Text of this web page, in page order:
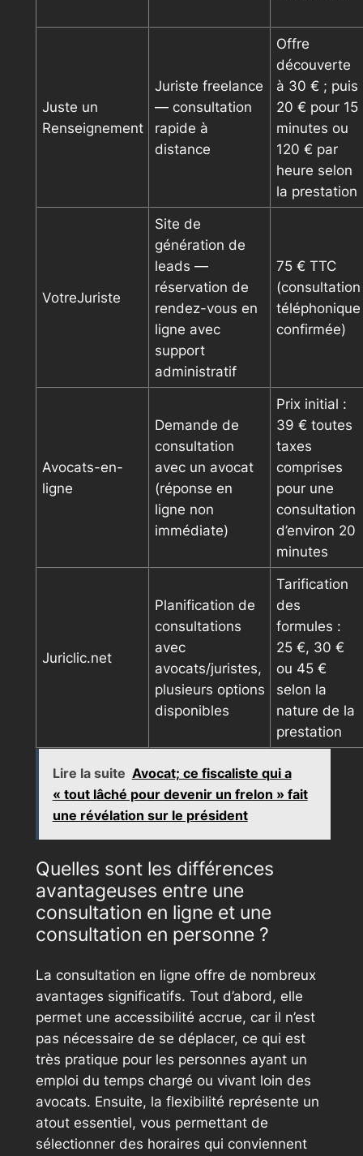
Juste un
Renseignement
Juriste freelance
— consultation
rapide à
distance
Offre
découverte
à 30 € ; puis
20 € pour 15
minutes ou
120 € par
heure selon
la prestation
VotreJuriste
Site de
génération de
leads —
réservation de
rendez-vous en
ligne avec
support
administratif
75 € TTC
(consultation
téléphonique
confirmée)
Avocats-en-
ligne
Demande de
consultation
avec un avocat
(réponse en
ligne non
immédiate)
Prix initial :
39 € toutes
taxes
comprises
pour une
consultation
d’environ 20
minutes
Juriclic.net
Planification de
consultations
avec
avocats/juristes,
plusieurs options
disponibles
Tarification
des
formules :
25 €, 30 €
ou 45 €
selon la
nature de la
prestation
Lire la suite Avocat; ce fiscaliste qui a
« tout lâché pour devenir un frelon » fait
une révélation sur le président
Quelles sont les différences
avantageuses entre une
consultation en ligne et une
consultation en personne ?
La consultation en ligne offre de nombreux
avantages significatifs. Tout d’abord, elle
permet une accessibilité accrue, car il n’est
pas nécessaire de se déplacer, ce qui est
très pratique pour les personnes ayant un
emploi du temps chargé ou vivant loin des
avocats. Ensuite, la flexibilité représente un
atout essentiel, vous permettant de
sélectionner des horaires qui conviennent